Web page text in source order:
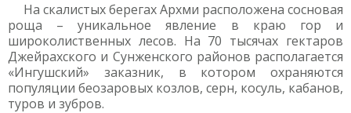
На скалистых берегах Архми расположена сосновая
роща – уникальное явление в краю гор и
широколиственных лесов. На 70 тысячах гектаров
Джейрахского и Сунженского районов располагается
«Ингушский» заказник, в котором охраняются
популяции беозаровых козлов, серн, косуль, кабанов,
туров и зубров.